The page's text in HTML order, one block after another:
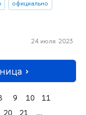
официально
24 июля 2023
9 10
11
20 21
...